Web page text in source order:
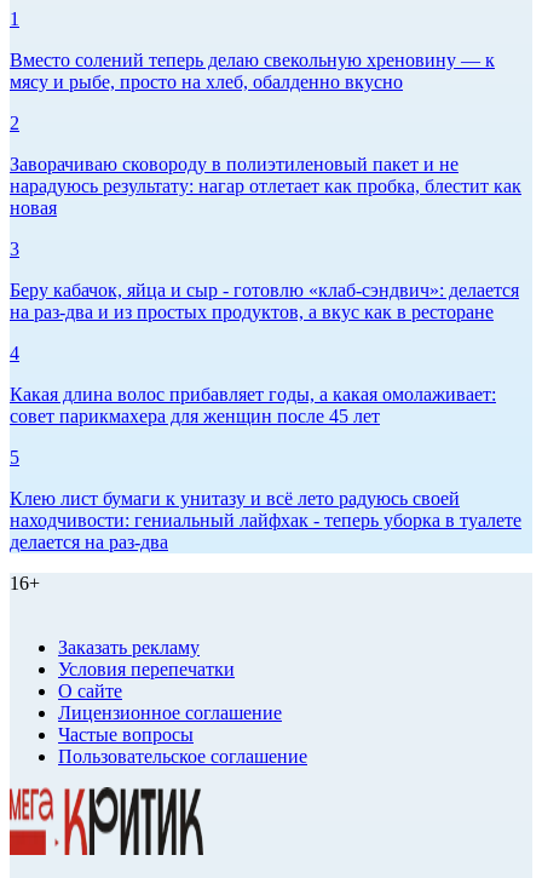
1
Вместо солений теперь делаю свекольную хреновину — к
мясу и рыбе, просто на хлеб, обалденно вкусно
2
Заворачиваю сковороду в полиэтиленовый пакет и не
нарадуюсь результату: нагар отлетает как пробка, блестит как
новая
3
Беру кабачок, яйца и сыр - готовлю «клаб-сэндвич»: делается
на раз-два и из простых продуктов, а вкус как в ресторане
4
Какая длина волос прибавляет годы, а какая омолаживает:
совет парикмахера для женщин после 45 лет
5
Клею лист бумаги к унитазу и всё лето радуюсь своей
находчивости: гениальный лайфхак - теперь уборка в туалете
делается на раз-два
16+
Заказать рекламу
Условия перепечатки
О сайте
Лицензионное соглашение
Частые вопросы
Пользовательское соглашение